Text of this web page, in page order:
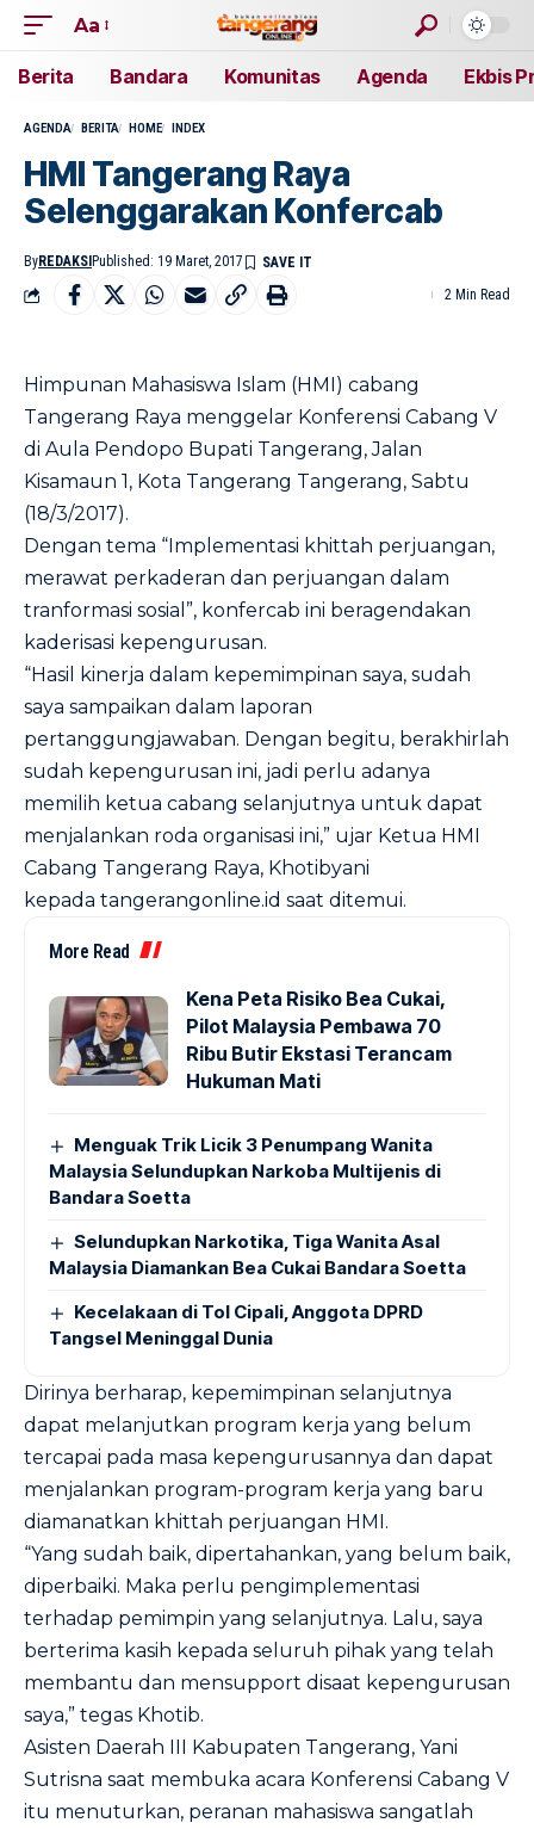
Aa
Berita Bandara Komunitas Agenda Ekbis
AGENDA BERITA HOME INDEX
HMI Tangerang Raya
Selenggarakan Konfercab
ByREDAKSI Published: 19 Maret, 2017
2 Min Read
Himpunan Mahasiswa Islam (HMI) cabang
Tangerang Raya menggelar Konferensi Cabang V
di Aula Pendopo Bupati Tangerang, Jalan
Kisamaun 1, Kota Tangerang Tangerang, Sabtu
(18/3/2017).
Dengan tema “Implementasi khittah perjuangan,
merawat perkaderan dan perjuangan dalam
tranformasi sosial”, konfercab ini beragendakan
kaderisasi kepengurusan.
“Hasil kinerja dalam kepemimpinan saya, sudah
saya sampaikan dalam laporan
pertanggungjawaban. Dengan begitu, berakhirlah
sudah kepengurusan ini, jadi perlu adanya
memilih ketua cabang selanjutnya untuk dapat
menjalankan roda organisasi ini,” ujar Ketua HMI
Cabang Tangerang Raya, Khotibyani
kepada tangerangonline.id saat ditemui.
More Read
Kena Peta Risiko Bea Cukai,
Pilot Malaysia Pembawa 70
Ribu Butir Ekstasi Terancam
Hukuman Mati
Menguak Trik Licik 3 Penumpang Wanita
Malaysia Selundupkan Narkoba Multijenis di
Bandara Soetta
Selundupkan Narkotika, Tiga Wanita Asal
Malaysia Diamankan Bea Cukai Bandara Soetta
Kecelakaan di Tol Cipali, Anggota DPRD
Tangsel Meninggal Dunia
Dirinya berharap, kepemimpinan selanjutnya
dapat melanjutkan program kerja yang belum
tercapai pada masa kepengurusannya dan dapat
menjalankan program-program kerja yang baru
diamanatkan khittah perjuangan HMI.
“Yang sudah baik, dipertahankan, yang belum baik,
diperbaiki. Maka perlu pengimplementasi
terhadap pemimpin yang selanjutnya. Lalu, saya
berterima kasih kepada seluruh pihak yang telah
membantu dan mensupport disaat kepengurusan
saya,” tegas Khotib.
Asisten Daerah III Kabupaten Tangerang, Yani
Sutrisna saat membuka acara Konferensi Cabang V
itu menuturkan, peranan mahasiswa sangatlah